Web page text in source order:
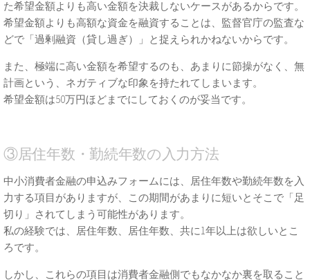
た希望金額よりも高い金額を決裁しないケースがあるからです。
希望金額よりも高額な資金を融資することは、監督官庁の監査な
どで「過剰融資（貸し過ぎ）」と捉えられかねないからです。
また、極端に高い金額を希望するのも、あまりに節操がなく、無
計画という、ネガティブな印象を持たれてしまいます。
希望金額は50万円ほどまでにしておくのが妥当です。
③居住年数・勤続年数の入力方法
中小消費者金融の申込みフォームには、居住年数や勤続年数を入
力する項目がありますが、この期間があまりに短いとそこで「足
切り」されてしまう可能性があります。
私の経験では、居住年数、居住年数、共に1年以上は欲しいとこ
ろです。
しかし、これらの項目は消費者金融側でもなかなか裏を取ること